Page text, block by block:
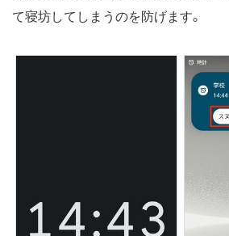
て寝坊してしまうのを防げます。